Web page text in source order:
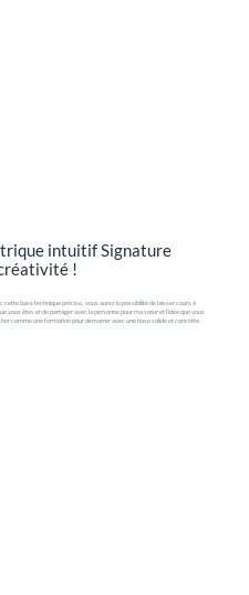
intuitif Signature
!
cette base technique précise, vous aurez la possibilité de laisser cours à
vous êtes et de partager avec la personne pour ma sœur et l'idée que vous
comme une formation pour démarrer avec une base solide et concrète.